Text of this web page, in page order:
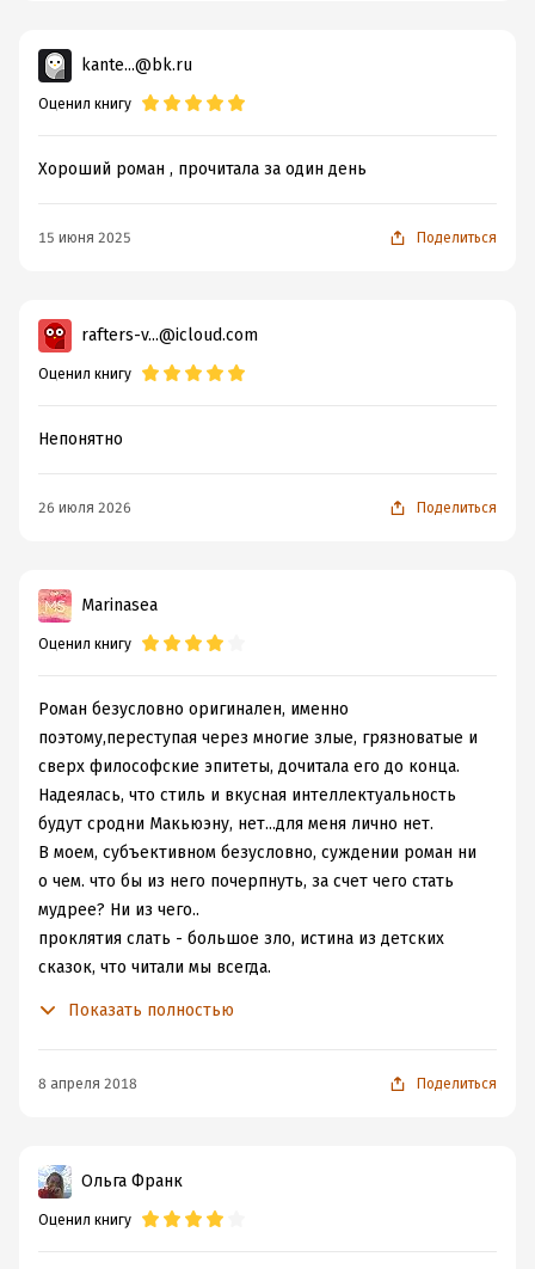
kante...@bk.ru
Оценил книгу
Хороший роман , прочитала за один день
15 июня 2025 Поделиться
rafters-v...@icloud.com
Оценил книгу
Непонятно
26 июля 2026 Поделиться
Marinasea
Оценил книгу
Роман безусловно оригинален, именно
поэтому,переступая через многие злые, грязноватые и
сверх философские эпитеты, дочитала его до конца.
Надеялась, что стиль и вкусная интеллектуальность
будут сродни Макьюэну, нет...для меня лично нет.
В моем, субъективном безусловно, суждении роман ни
о чем. что бы из него почерпнуть, за счет чего стать
мудрее? Ни из чего..
проклятия слать - большое зло, истина из детских
сказок, что читали мы всегда.
премии...и не думаю. просто 4 произведению.
Показать полностью
8 апреля 2018 Поделиться
Ольга Франк
Оценил книгу